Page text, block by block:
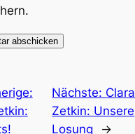
Nächste: Clara
Zetkin: Unsere
Losung
→